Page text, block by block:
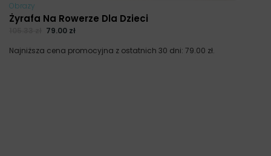
Obrazy
Żyrafa Na Rowerze Dla Dzieci
79.00 zł
Najniższa cena promocyjna z ostatnich 30 dni: 79.00 zł.